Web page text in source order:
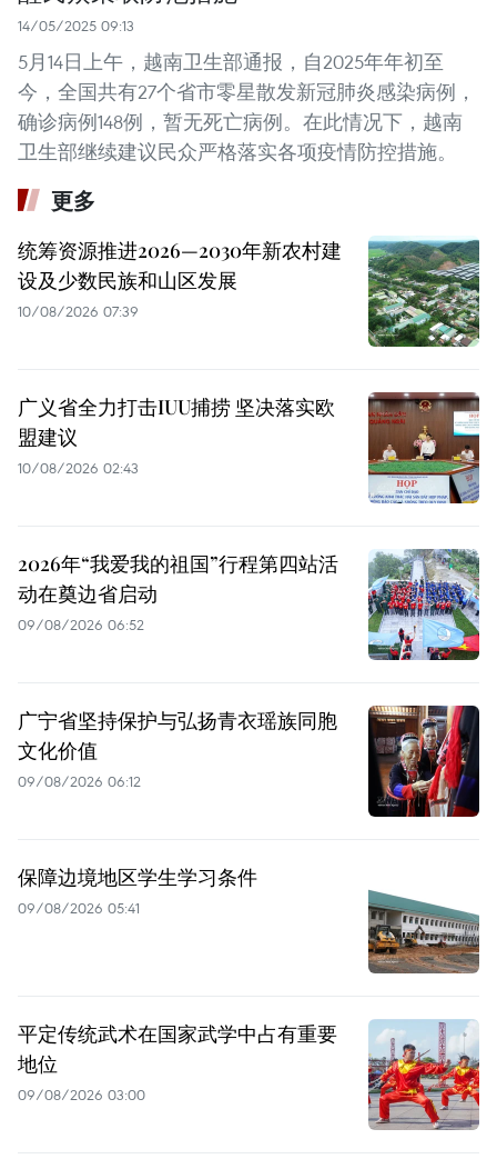
14/05/2025 09:13
5月14日上午，越南卫生部通报，自2025年年初至
今，全国共有27个省市零星散发新冠肺炎感染病例，
确诊病例148例，暂无死亡病例。在此情况下，越南
卫生部继续建议民众严格落实各项疫情防控措施。
更多
统筹资源推进2026—2030年新农村建
设及少数民族和山区发展
10/08/2026 07:39
广义省全力打击IUU捕捞 坚决落实欧
盟建议
10/08/2026 02:43
2026年“我爱我的祖国”行程第四站活
动在奠边省启动
09/08/2026 06:52
广宁省坚持保护与弘扬青衣瑶族同胞
文化价值
09/08/2026 06:12
保障边境地区学生学习条件
09/08/2026 05:41
平定传统武术在国家武学中占有重要
地位
09/08/2026 03:00